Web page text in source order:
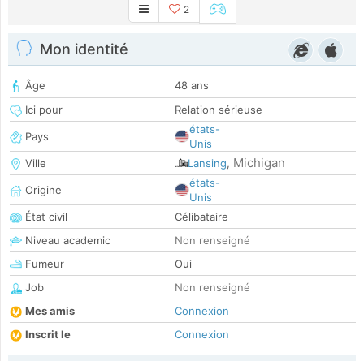
2
Mon identité
Âge
48 ans
Ici pour
Relation sérieuse
Pays
états-
Unis
Ville
Lansing, Michigan
Origine
états-
Unis
État civil
Célibataire
Niveau academic
Non renseigné
Fumeur
Oui
Job
Non renseigné
Mes amis
Connexion
Inscrit le
Connexion